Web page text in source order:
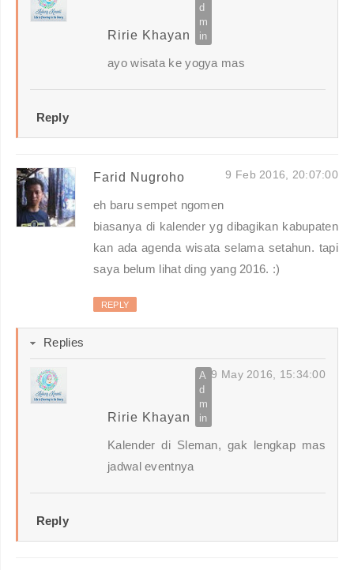
Ririe Khayan
ayo wisata ke yogya mas
Reply
Farid Nugroho 9 Feb 2016, 20:07:00
eh baru sempet ngomen
biasanya di kalender yg dibagikan kabupaten
kan ada agenda wisata selama setahun. tapi
saya belum lihat ding yang 2016. :)
REPLY
Replies
Ririe Khayan
9 May 2016, 15:34:00
Kalender di Sleman, gak lengkap mas
jadwal eventnya
Reply